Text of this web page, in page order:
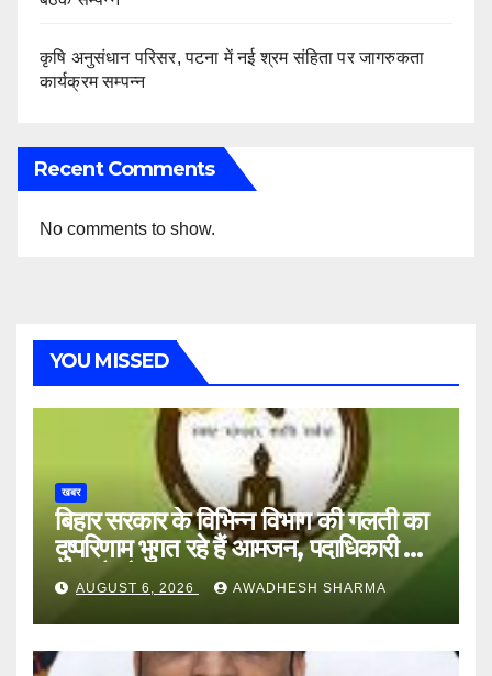
कृषि अनुसंधान परिसर, पटना में नई श्रम संहिता पर जागरुकता
कार्यक्रम सम्पन्न
Recent Comments
No comments to show.
YOU MISSED
खबर
बिहार सरकार के विभिन्न विभाग की गलती का
दुष्परिणाम भुगत रहे हैं आमजन, पदाधिकारी और
अन्य हैं मौन
AUGUST 6, 2026 AWADHESH SHARMA